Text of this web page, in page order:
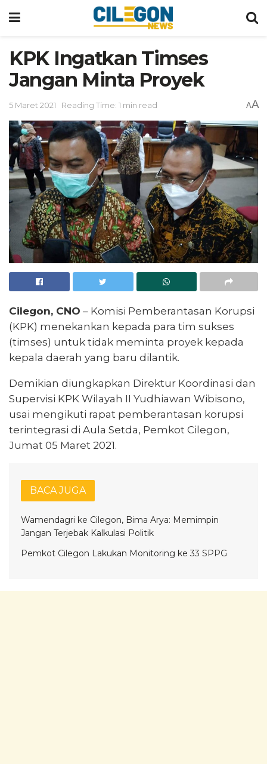
KPK Ingatkan Timses
Jangan Minta Proyek
5 Maret 2021 Reading Time: 1 min read AA
Cilegon, CNO – Komisi Pemberantasan Korupsi
(KPK) menekankan kepada para tim sukses
(timses) untuk tidak meminta proyek kepada
kepala daerah yang baru dilantik.
Demikian diungkapkan Direktur Koordinasi dan
Supervisi KPK Wilayah II Yudhiawan Wibisono,
usai mengikuti rapat pemberantasan korupsi
terintegrasi di Aula Setda, Pemkot Cilegon,
Jumat 05 Maret 2021.
BACA JUGA
Wamendagri ke Cilegon, Bima Arya: Memimpin
Jangan Terjebak Kalkulasi Politik
Pemkot Cilegon Lakukan Monitoring ke 33 SPPG